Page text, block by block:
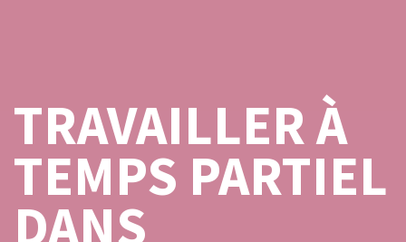
TRAVAILLER À
TEMPS PARTIEL
DANS